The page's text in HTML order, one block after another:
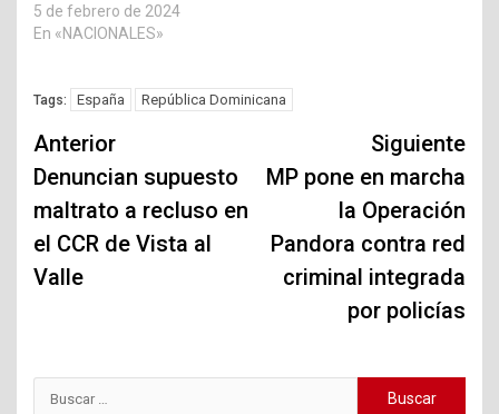
5 de febrero de 2024
En «NACIONALES»
Tags: España República Dominicana
Navegación
de
entradas
Anterior
Denuncian supuesto
maltrato a recluso en
el CCR de Vista al
Valle
Siguiente
MP pone en marcha
la Operación
Pandora contra red
criminal integrada
por policías
Buscar: